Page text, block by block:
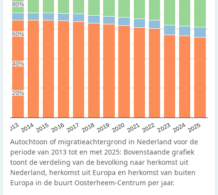
20132014201520162017 20182019 202020212022202320242025
20%
20%
40%
40%
60%
60%
80%
80%
Autochtoon of migratieachtergrond in Nederland voor de
periode van 2013 tot en met 2025: Bovenstaande grafiek
toont de verdeling van de bevolking naar herkomst uit
Nederland, herkomst uit Europa en herkomst van buiten
Europa in de buurt Oosterheem-Centrum per jaar.